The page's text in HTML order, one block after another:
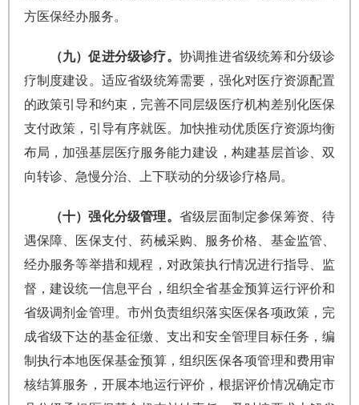
方医保经办服务。
（九）促进分级诊疗。 协调推进省级统筹和分级诊
疗制度建设。适应省级统筹需要，强化对医疗资源配置
的政策引导和约束，完善不同层级医疗机构差别化医保
支付政策，引导有序就医。加快推动优质医疗资源均衡
布局，加强基层医疗服务能力建设，构建基层首诊、双
向转诊、急慢分治、上下联动的分级诊疗格局。
（十）强化分级管理。 省级层面制定参保筹资、待
遇保障、医保支付、药械采购、服务价格、基金监管、
经办服务等举措和规程，对政策执行情况进行指导、监
督，建设统一信息平台，组织全省基金预算运行评价和
省级调剂金管理。市州负责组织落实医保各项政策，完
成省级下达的基金征缴、支出和安全管理目标任务，编
制执行本地医保基金预算，组织医保各项管理和费用审
核结算服务，开展本地运行评价，根据评价情况确定市